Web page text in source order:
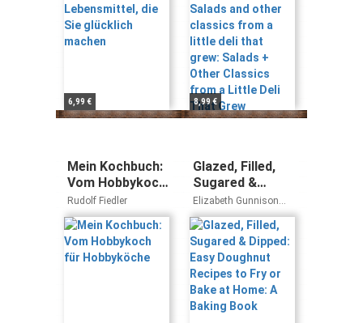
6,99 €
Salads + Other
Classics from a
Little Deli That
Grew
8,99 €
Mein Kochbuch:
Vom Hobbykoch
für Hobbyköche
Rudolf Fiedler
Glazed, Filled,
Sugared &
Dipped: Easy
Doughnut
Recipes to Fry
or Bake at
Home: A Baking
Book
Elizabeth Gunnison
Stephen Collucci